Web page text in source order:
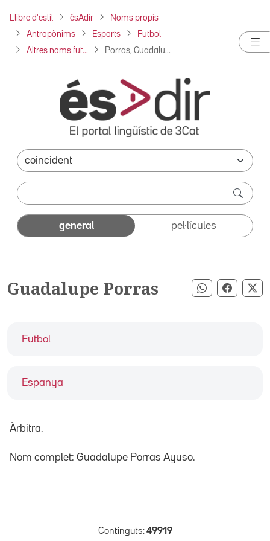
Llibre d'estil ésAdir Noms propis
Antropònims Esports Futbol
Altres noms fut... Porras, Guadalu...
general pel·lícules
Guadalupe Porras Compartir
Futbol
Espanya
Àrbitra.
Nom complet: Guadalupe Porras Ayuso.
Continguts: 49919